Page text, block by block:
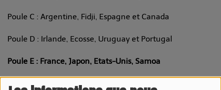
Poule C : Argentine, Fidji, Espagne et Canada
Poule D : Irlande, Ecosse, Uruguay et Portugal
Poule E : France, Japon, Etats-Unis, Samoa
Poule F : Angleterre, Pays de Galles, Tonga, Zimbabwe